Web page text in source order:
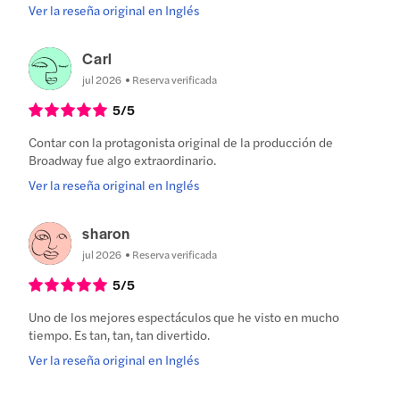
Ver la reseña original en Inglés
Carl
jul 2026 Reserva verificada
5/5
Contar con la protagonista original de la producción de
Broadway fue algo extraordinario.
Ver la reseña original en Inglés
sharon
jul 2026 Reserva verificada
5/5
Uno de los mejores espectáculos que he visto en mucho
tiempo. Es tan, tan, tan divertido.
Ver la reseña original en Inglés